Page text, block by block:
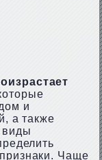
и
а также
виды
Чаще